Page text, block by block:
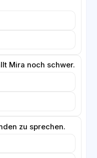
Mira noch schwer.
zu sprechen.